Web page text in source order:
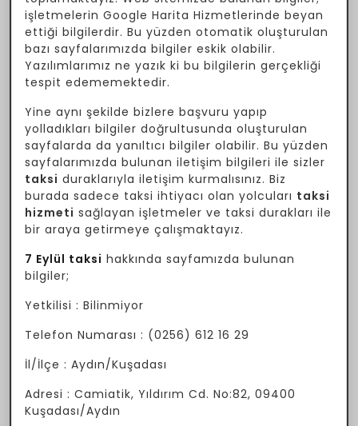
işletmelerin Google Harita Hizmetlerinde beyan
ettiği bilgilerdir. Bu yüzden otomatik oluşturulan
bazı sayfalarımızda bilgiler eskik olabilir.
Yazılımlarımız ne yazık ki bu bilgilerin gerçekliği
tespit edememektedir.
Yine aynı şekilde bizlere başvuru yapıp
yolladıkları bilgiler doğrultusunda oluşturulan
sayfalarda da yanıltıcı bilgiler olabilir. Bu yüzden
sayfalarımızda bulunan iletişim bilgileri ile sizler
taksi duraklarıyla iletişim kurmalısınız. Biz
burada sadece taksi ihtiyacı olan yolcuları taksi
hizmeti sağlayan işletmeler ve taksi durakları ile
bir araya getirmeye çalışmaktayız.
7 Eylül taksi hakkında sayfamızda bulunan
bilgiler;
Yetkilisi : Bilinmiyor
Telefon Numarası : (0256) 612 16 29
İl/İlçe : Aydın/Kuşadası
Adresi : Camiatik, Yıldırım Cd. No:82, 09400
Kuşadası/Aydın